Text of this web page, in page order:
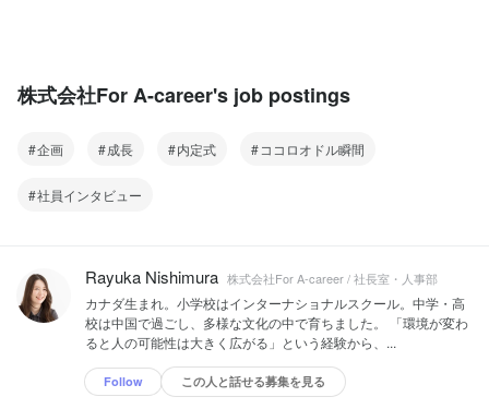
株式会社For A-career's job postings
企画 成長 内定式 ココロオドル瞬間
社員インタビュー
Rayuka Nishimura 株式会社For A-career / 社長室・人事部
カナダ生まれ。小学校はインターナショナルスクール。中学・高
校は中国で過ごし、多様な文化の中で育ちました。 「環境が変わ
ると人の可能性は大きく広がる」という経験から、...
Follow この人と話せる募集を見る